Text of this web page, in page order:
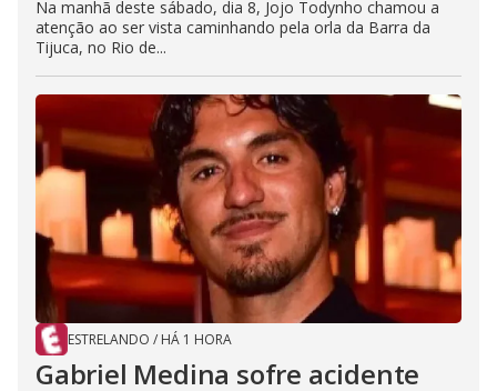
Na manhã deste sábado, dia 8, Jojo Todynho chamou a
atenção ao ser vista caminhando pela orla da Barra da
Tijuca, no Rio de...
ESTRELANDO / HÁ 1 HORA
Gabriel Medina sofre acidente